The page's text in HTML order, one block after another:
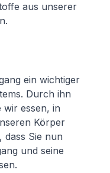
aus unserer
ein wichtiger
Durch ihn
wir essen, in
Körper
dass Sie nun
und seine